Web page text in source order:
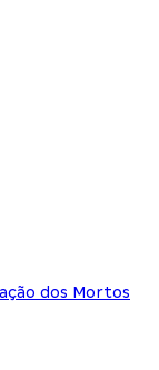
dos Mortos